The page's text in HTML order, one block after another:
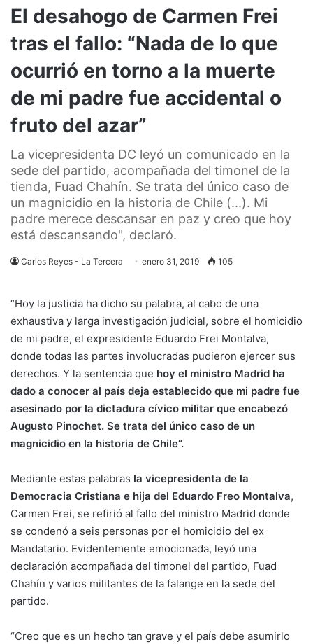
El desahogo de Carmen Frei
tras el fallo: “Nada de lo que
ocurrió en torno a la muerte
de mi padre fue accidental o
fruto del azar”
La vicepresidenta DC leyó un comunicado en la
sede del partido, acompañada del timonel de la
tienda, Fuad Chahín. Se trata del único caso de
un magnicidio en la historia de Chile (...). Mi
padre merece descansar en paz y creo que hoy
está descansando", declaró.
Carlos Reyes - La Tercera enero 31, 2019 105
“Hoy la justicia ha dicho su palabra, al cabo de una
exhaustiva y larga investigación judicial, sobre el homicidio
de mi padre, el expresidente Eduardo Frei Montalva,
donde todas las partes involucradas pudieron ejercer sus
derechos. Y la sentencia que hoy el ministro Madrid ha
dado a conocer al país deja establecido que mi padre fue
asesinado por la dictadura cívico militar que encabezó
Augusto Pinochet. Se trata del único caso de un
magnicidio en la historia de Chile”.
Mediante estas palabras la vicepresidenta de la
Democracia Cristiana e hija del Eduardo Freo Montalva,
Carmen Frei, se refirió al fallo del ministro Madrid donde
se condenó a seis personas por el homicidio del ex
Mandatario. Evidentemente emocionada, leyó una
declaración acompañada del timonel del partido, Fuad
Chahín y varios militantes de la falange en la sede del
partido.
“Creo que es un hecho tan grave y el país debe asumirlo